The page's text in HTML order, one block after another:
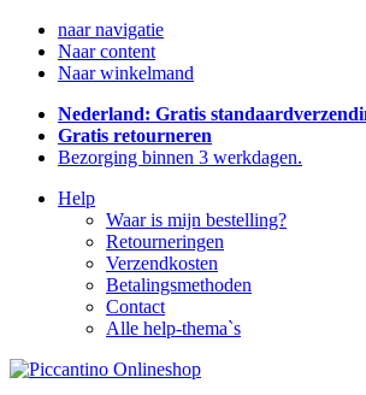
naar navigatie
Naar content
Naar winkelmand
Nederland: Gratis
Gratis retourneren
Bezorging binnen 3 werkdagen.
Help
Waar is mijn bestelling?
Retourneringen
Verzendkosten
Betalingsmethoden
Contact
Alle help-thema`s